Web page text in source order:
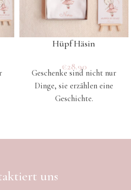
Hüpf Häsin
€28.90
Geschenke sind nicht nur
Dinge, sie erzählen eine
Geschichte.
uns